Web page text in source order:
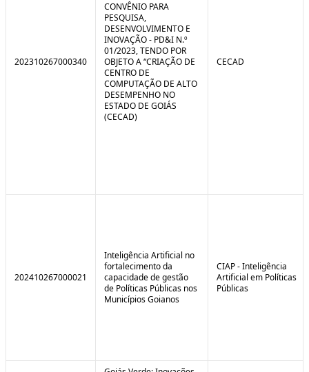
202310267000340
CONVÊNIO PARA
PESQUISA,
DESENVOLVIMENTO E
INOVAÇÃO - PD&I N.º
01/2023, TENDO POR
OBJETO A “CRIAÇÃO DE
CENTRO DE
COMPUTAÇÃO DE ALTO
DESEMPENHO NO
ESTADO DE GOIÁS
(CECAD)
CECAD
202410267000021
Inteligência Artificial no
fortalecimento da
capacidade de gestão
de Políticas Públicas nos
Municípios Goianos
CIAP - Inteligência
Artificial em Políticas
Públicas